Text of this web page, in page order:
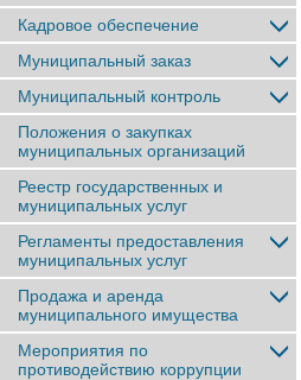
Кадровое обеспечение
Муниципальный заказ
Муниципальный контроль
Положения о закупках
муниципальных организаций
Реестр государственных и
муниципальных услуг
Регламенты предоставления
муниципальных услуг
Продажа и аренда
муниципального имущества
Мероприятия по
противодействию коррупции